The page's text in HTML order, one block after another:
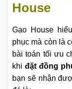
House
Gạo House
phục mà còn là
bài toán tối ưu
khi đặt đồng
bạn sẽ nhận